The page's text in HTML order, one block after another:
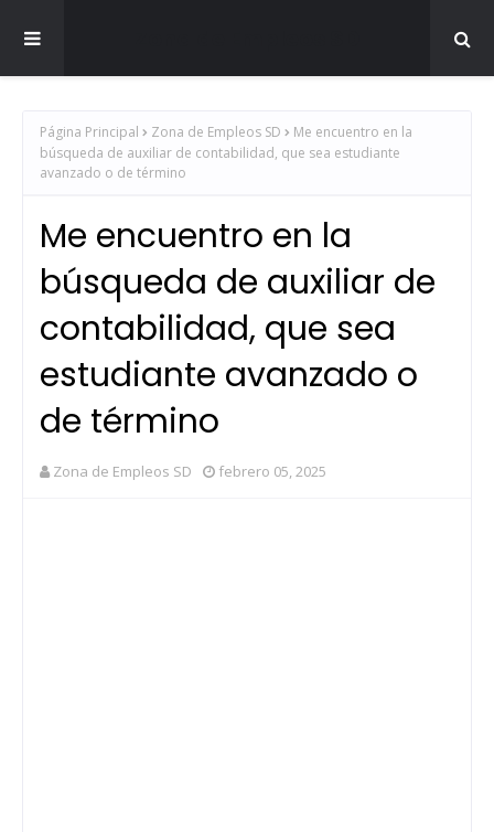
Página Principal Zona de Empleos SD
Me encuentro en la
búsqueda de auxiliar de contabilidad, que sea estudiante
avanzado o de término
Me encuentro en la
búsqueda de auxiliar de
contabilidad, que sea
estudiante avanzado o
de término
Zona de Empleos SD febrero 05, 2025